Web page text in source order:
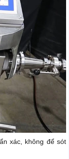
xác, không để sót